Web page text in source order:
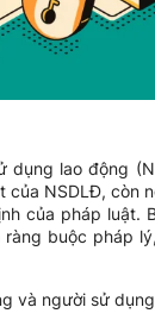
dụng lao động
NSDLĐ, còn
của pháp luật.
buộc pháp
và người sử